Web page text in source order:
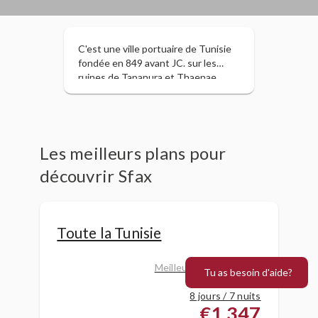
C'est une ville portuaire de Tunisie
fondée en 849 avant JC. sur les
ruines de Tapanura et Thaenae.
L'agriculture constitue le pilier
première place parmi toutes les
régions productrices d'huile d'olive.
Les meilleurs plans pour
découvrir Sfax
Toute la Tunisie
Meilleur prix trouvé sur
8 jours / 7 nuits
€1,347
Tu as besoin d'aide?